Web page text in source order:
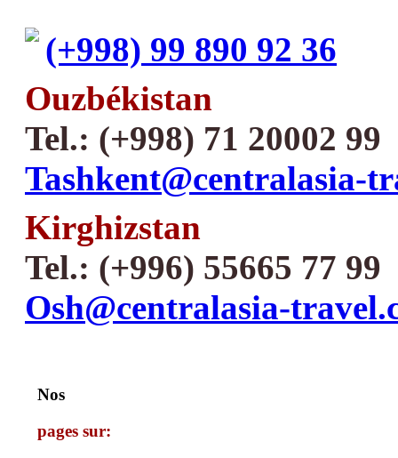
(+998) 99 890 92 36
Ouzbékistan
Tel.: (+998) 71 20002 99
Tashkent@centralasia-
Kirghizstan
Tel.: (+996) 55665 77 99
Osh@centralasia-
Nos
pages sur: